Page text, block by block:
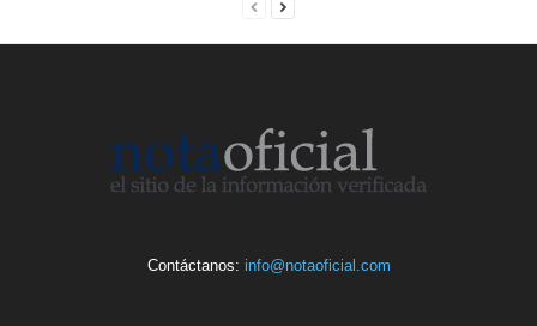
Contáctanos: info@notaoficial.com